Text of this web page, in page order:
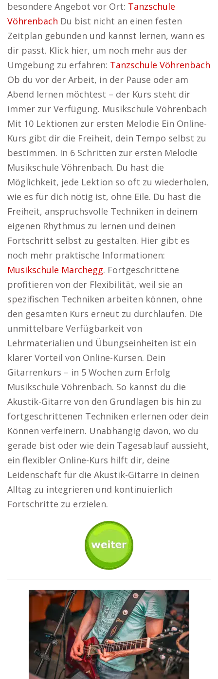
besondere Angebot vor Ort: Tanzschule
Vöhrenbach Du bist nicht an einen festen
Zeitplan gebunden und kannst lernen, wann es
dir passt. Klick hier, um noch mehr aus der
Umgebung zu erfahren: Tanzschule Vöhrenbach
Ob du vor der Arbeit, in der Pause oder am
Abend lernen möchtest – der Kurs steht dir
immer zur Verfügung. Musikschule Vöhrenbach
Mit 10 Lektionen zur ersten Melodie Ein Online-
Kurs gibt dir die Freiheit, dein Tempo selbst zu
bestimmen. In 6 Schritten zur ersten Melodie
Musikschule Vöhrenbach. Du hast die
Möglichkeit, jede Lektion so oft zu wiederholen,
wie es für dich nötig ist, ohne Eile. Du hast die
Freiheit, anspruchsvolle Techniken in deinem
eigenen Rhythmus zu lernen und deinen
Fortschritt selbst zu gestalten. Hier gibt es
noch mehr praktische Informationen:
Musikschule Marchegg. Fortgeschrittene
profitieren von der Flexibilität, weil sie an
spezifischen Techniken arbeiten können, ohne
den gesamten Kurs erneut zu durchlaufen. Die
unmittelbare Verfügbarkeit von
Lehrmaterialien und Übungseinheiten ist ein
klarer Vorteil von Online-Kursen. Dein
Gitarrenkurs – in 5 Wochen zum Erfolg
Musikschule Vöhrenbach. So kannst du die
Akustik-Gitarre von den Grundlagen bis hin zu
fortgeschrittenen Techniken erlernen oder dein
Können verfeinern. Unabhängig davon, wo du
gerade bist oder wie dein Tagesablauf aussieht,
ein flexibler Online-Kurs hilft dir, deine
Leidenschaft für die Akustik-Gitarre in deinen
Alltag zu integrieren und kontinuierlich
Fortschritte zu erzielen.